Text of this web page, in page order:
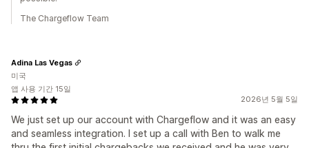
The Chargeflow Team
2026년 5월 5일
We just set up our account with Chargeflow and it was an easy
and seamless integration. I set up a call with Ben to walk me
Adina Las Vegas
미국
앱 사용 기간 15일